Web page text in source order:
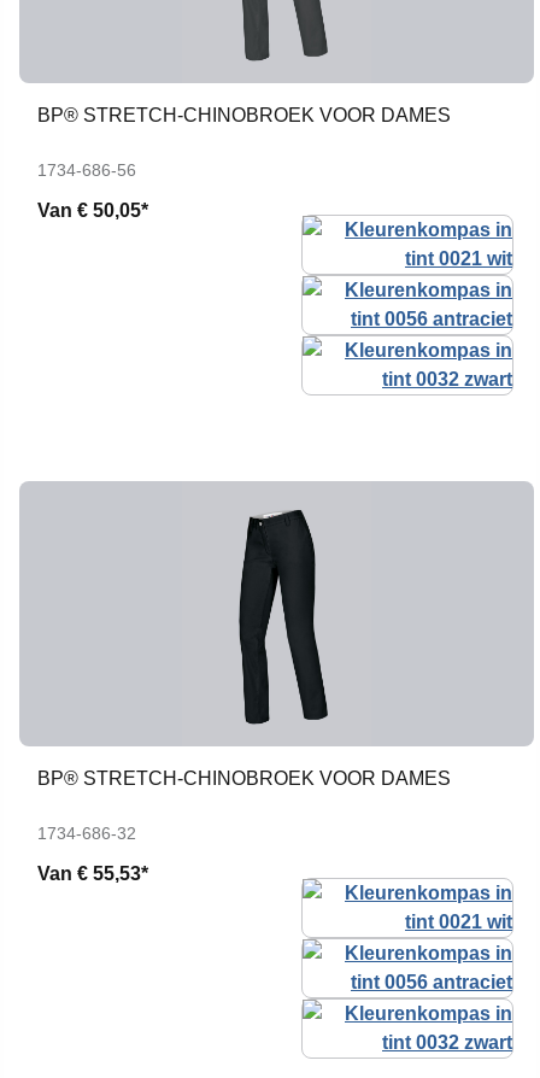
BP® STRETCH-CHINOBROEK VOOR DAMES
1734-686-56
Van € 50,05*
BP® STRETCH-CHINOBROEK VOOR DAMES
1734-686-32
Van € 55,53*